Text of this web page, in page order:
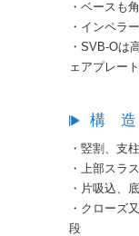
・ベースも
・インペラ
・SVB-Oは
ェアプレー
構 造
・竪割、支
・上部スラ
・片吸込、
・クローズ
段